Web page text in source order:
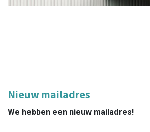
Nieuw mailadres
We hebben een nieuw mailadres!